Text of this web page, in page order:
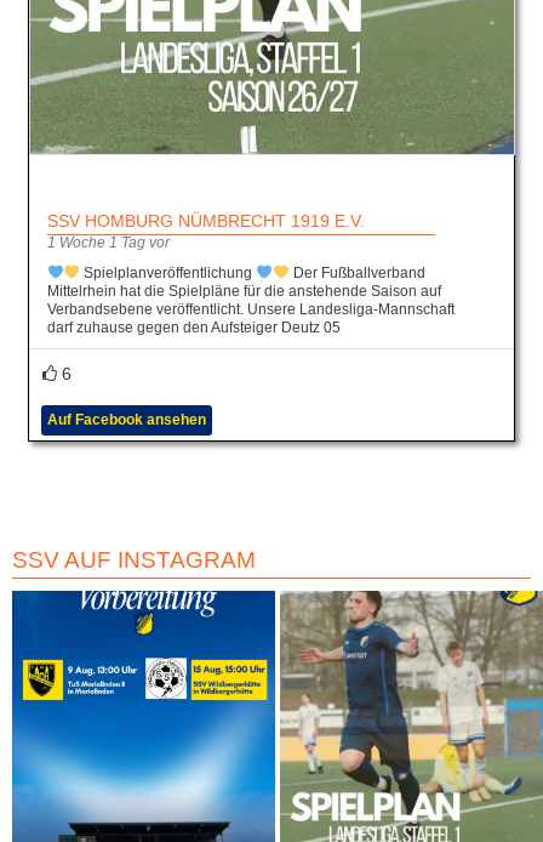
SSV HOMBURG NÜMBRECHT 1919 E.V.
1 Woche 1 Tag vor
Spielplanveröffentlichung
Der Fußballverband
Mittelrhein hat die Spielpläne für die anstehende Saison auf
Verbandsebene veröffentlicht. Unsere Landesliga-Mannschaft
darf zuhause gegen den Aufsteiger Deutz 05
6
Auf Facebook ansehen
SSV AUF INSTAGRAM